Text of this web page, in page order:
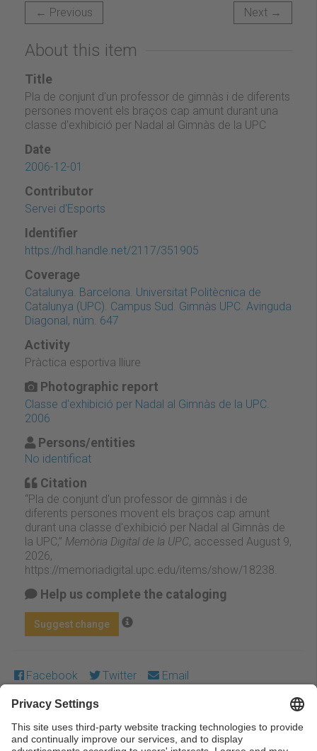
← Previous Next →
About this item
Title
Pla de conjunt d'un professor de gimnàs i de diferents
persones movent els braços cap amunt durant una
classe d'exhibició per Nadal al Gimnàs de la UPC
Date
2006-12-01
Contributor
Servei d'Esports
Identifier
https://hdl.handle.net/2117/351905
Coverage
Catalunya. Barcelona. Universitat Politècnica de
Catalunya (UPC). Campus Sud. Gimnàs UPC. Avinguda
Diagonal, núm. 647
Activity
Pràctica esportiva lliure
Photographic report
Classe d'exhibició per Nadal al Gimnàs de la UPC.
2006
Persons/entities
No identificat
Citation
“Pla de conjunt d'un professor de gimnàs i de
diferents persones movent els braços cap amunt
durant una classe d'exhibició per Nadal al Gimnàs de
la UPC,” Memòria Digital de la UPC, accessed August 9,
2026,
https://memoriadigital.upc.edu/items/show/18238
Help us complete the cataloging
Suggest change
Facebook Twitter Email
Except where otherwise noted, content on this work is